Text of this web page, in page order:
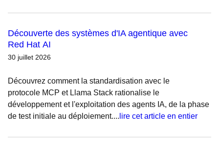
Découverte des systèmes d'IA agentique avec
Red Hat AI
30 juillet 2026
Découvrez comment la standardisation avec le
protocole MCP et Llama Stack rationalise le
développement et l'exploitation des agents IA, de la phase
de test initiale au déploiement.... lire cet article en entier